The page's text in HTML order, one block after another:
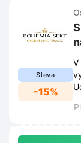
Sleva
-15%
V